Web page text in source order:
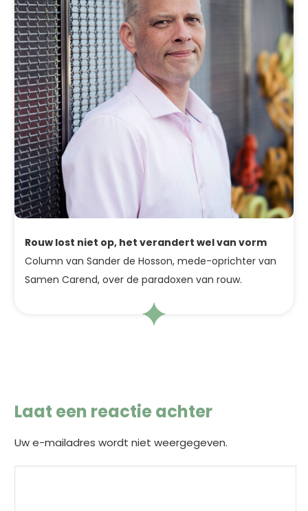
Rouw lost niet op, het verandert wel van vorm
Column van Sander de Hosson, mede-oprichter van
Samen Carend, over de paradoxen van rouw.
Laat een reactie achter
Uw e-mailadres wordt niet weergegeven.